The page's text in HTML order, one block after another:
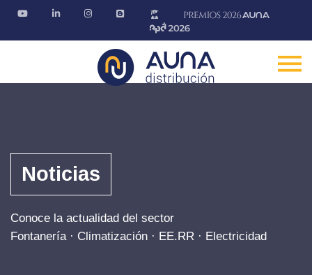
Noticias
Conoce la actualidad del sector
Fontanería · Climatización · EE.RR · Electricidad